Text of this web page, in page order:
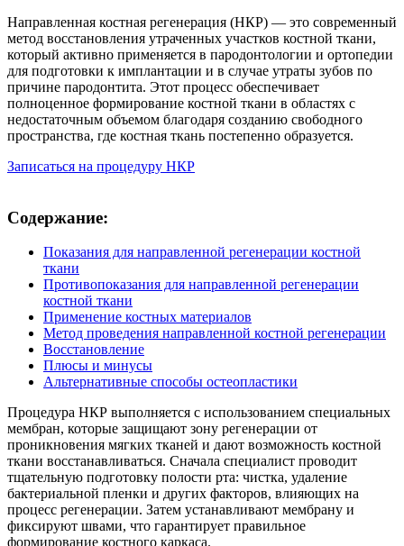
Направленная костная регенерация (НКР) — это современный
метод восстановления утраченных участков костной ткани,
который активно применяется в пародонтологии и ортопедии
для подготовки к имплантации и в случае утраты зубов по
причине пародонтита. Этот процесс обеспечивает
полноценное формирование костной ткани в областях с
недостаточным объемом благодаря созданию свободного
пространства, где костная ткань постепенно образуется.
Записаться на процедуру НКР
Содержание:
Показания для направленной регенерации костной
ткани
Противопоказания для направленной регенерации
костной ткани
Применение костных материалов
Метод проведения направленной костной регенерации
Восстановление
Плюсы и минусы
Альтернативные способы остеопластики
Процедура НКР выполняется с использованием специальных
мембран, которые защищают зону регенерации от
проникновения мягких тканей и дают возможность костной
ткани восстанавливаться. Сначала специалист проводит
тщательную подготовку полости рта: чистка, удаление
бактериальной пленки и других факторов, влияющих на
процесс регенерации. Затем устанавливают мембрану и
фиксируют швами, что гарантирует правильное
формирование костного каркаса.